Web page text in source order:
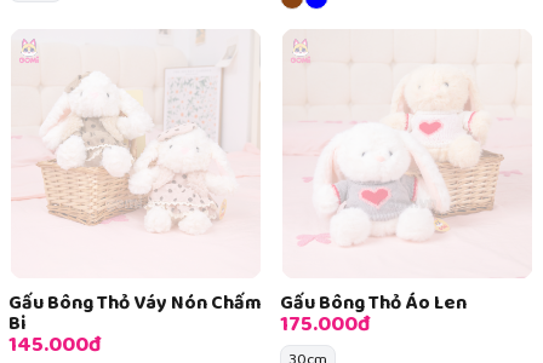
Gấu Bông Thỏ Váy Nón Chấm
Bi
145.000đ
Gấu Bông Thỏ Áo Len
175.000đ